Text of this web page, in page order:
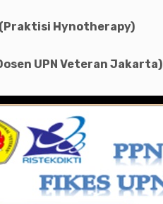
(Praktisi Hynotherapy)
UPN Veteran Jakarta)